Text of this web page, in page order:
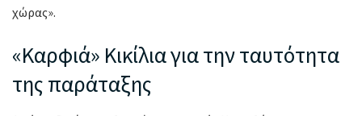
χώρας».
«Καρφιά» Κικίλια για την ταυτότητα
της παράταξης